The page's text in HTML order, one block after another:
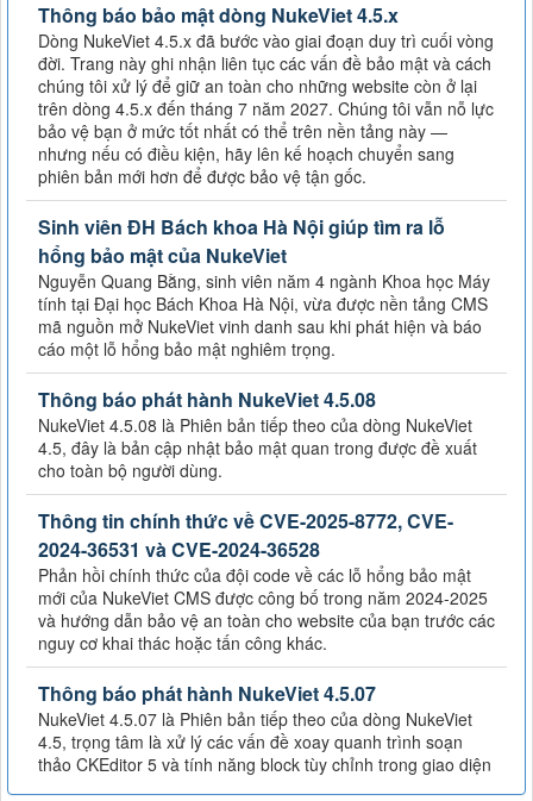
Thông báo bảo mật dòng NukeViet 4.5.x
Dòng NukeViet 4.5.x đã bước vào giai đoạn duy trì cuối vòng
đời. Trang này ghi nhận liên tục các vấn đề bảo mật và cách
chúng tôi xử lý để giữ an toàn cho những website còn ở lại
trên dòng 4.5.x đến tháng 7 năm 2027. Chúng tôi vẫn nỗ lực
bảo vệ bạn ở mức tốt nhất có thể trên nền tảng này —
nhưng nếu có điều kiện, hãy lên kế hoạch chuyển sang
phiên bản mới hơn để được bảo vệ tận gốc.
Sinh viên ĐH Bách khoa Hà Nội giúp tìm ra lỗ
hổng bảo mật của NukeViet
Nguyễn Quang Bằng, sinh viên năm 4 ngành Khoa học Máy
tính tại Đại học Bách Khoa Hà Nội, vừa được nền tảng CMS
mã nguồn mở NukeViet vinh danh sau khi phát hiện và báo
cáo một lỗ hổng bảo mật nghiêm trọng.
Thông báo phát hành NukeViet 4.5.08
NukeViet 4.5.08 là Phiên bản tiếp theo của dòng NukeViet
4.5, đây là bản cập nhật bảo mật quan trong được đề xuất
cho toàn bộ người dùng.
Thông tin chính thức về CVE-2025-8772, CVE-
2024-36531 và CVE-2024-36528
Phản hồi chính thức của đội code về các lỗ hổng bảo mật
mới của NukeViet CMS được công bố trong năm 2024-2025
và hướng dẫn bảo vệ an toàn cho website của bạn trước các
nguy cơ khai thác hoặc tấn công khác.
Thông báo phát hành NukeViet 4.5.07
NukeViet 4.5.07 là Phiên bản tiếp theo của dòng NukeViet
4.5, trọng tâm là xử lý các vấn đề xoay quanh trình soạn
thảo CKEditor 5 và tính năng block tùy chỉnh trong giao diện